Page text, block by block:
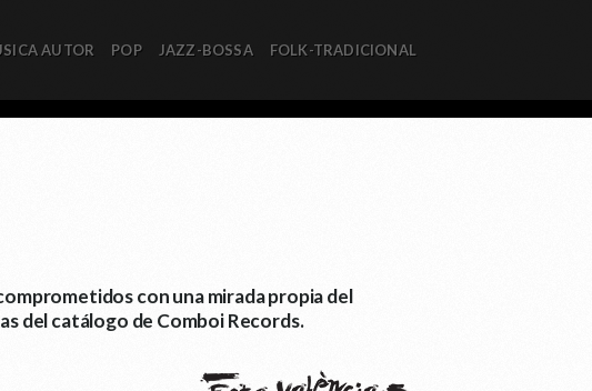
AUTOR POP JAZZ-BOSSA FOLK-TRADICIONAL
con una mirada propia del
del catálogo de Comboi Records.